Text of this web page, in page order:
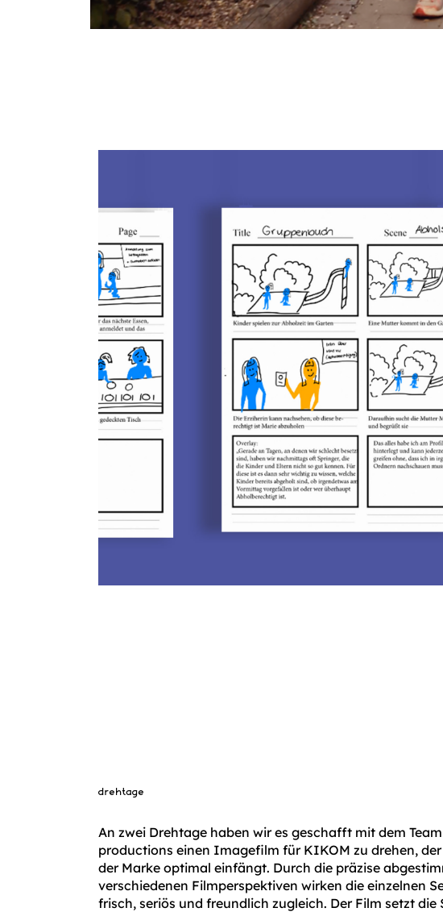
drehtage
An zwei Drehtage haben wir es geschafft mit dem
productions einen Imagefilm für KIKOM zu drehen,
der Marke optimal einfängt. Durch die präzise
verschiedenen Filmperspektiven wirken die einzelnen
frisch, seriös und freundlich zugleich. Der Film setzt die